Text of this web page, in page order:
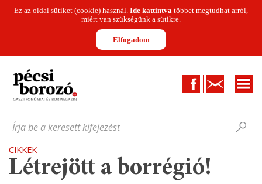
Ez az oldal sütiket (cookie) használ. Ide kattintva többet megtudhat arról,
miért van szükségünk a sütikre.
Elfogadom
FacebookKapcsolat
CIKKEKHÍREKINFOGRAFIKÁKMUNKATÁRSAKWINESOFA
Írja be a keresett kifejezést
CIKKEK
Létrejött a borrégió!